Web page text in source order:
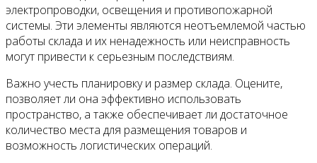
электропроводки, освещения и противопожарной
системы. Эти элементы являются неотъемлемой частью
работы склада и их ненадежность или неисправность
могут привести к серьезным последствиям.
Важно учесть планировку и размер склада. Оцените,
позволяет ли она эффективно использовать
пространство, а также обеспечивает ли достаточное
количество места для размещения товаров и
возможность логистических операций.